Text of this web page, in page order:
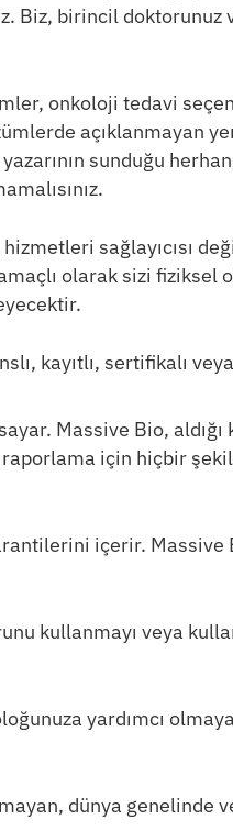
Biz, birincil doktorunuz
onkoloji tedavi
açıklanmayan
sunduğu
sağlayıcısı
olarak sizi fiziksel
kayıtlı, sertifikalı
Massive Bio,
raporlama için hiçbir
içerir. Massive
kullanmayı veya
yardımcı
dünya genelinde